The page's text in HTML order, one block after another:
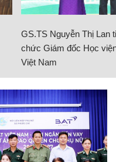
GS.TS Nguyễn Thị Lan
chức Giám đốc Học
Việt Nam